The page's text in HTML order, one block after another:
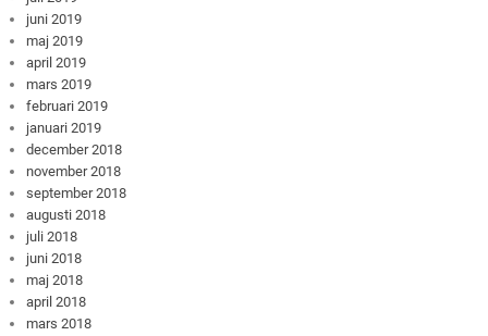
juni 2019
maj 2019
april 2019
mars 2019
februari 2019
januari 2019
december 2018
november 2018
september 2018
augusti 2018
juli 2018
juni 2018
maj 2018
april 2018
mars 2018